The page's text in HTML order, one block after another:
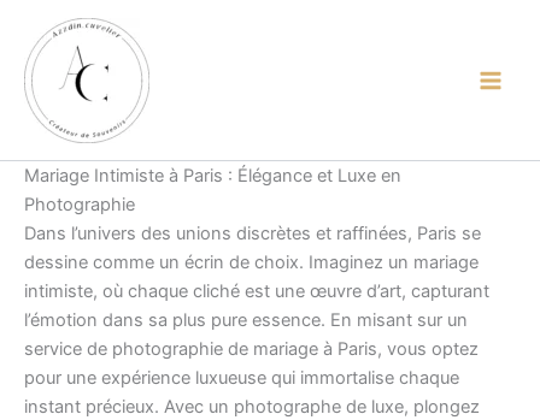
principal
contenu
Mariage Intimiste à Paris : Élégance et Luxe en
Photographie
Dans l’univers des unions discrètes et raffinées, Paris se
dessine comme un écrin de choix. Imaginez un mariage
intimiste, où chaque cliché est une œuvre d’art, capturant
l’émotion dans sa plus pure essence. En misant sur un
service de photographie de mariage à Paris, vous optez
pour une expérience luxueuse qui immortalise chaque
instant précieux. Avec un photographe de luxe, plongez